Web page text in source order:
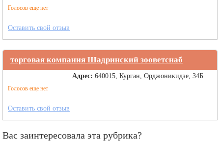
Голосов еще нет
Оставить свой отзыв
торговая компания Шадринский зооветснаб
Голосов еще нет
Адрес: 640015, Курган, Орджоникидзе, 34Б
Оставить свой отзыв
Вас заинтересовала эта рубрика?